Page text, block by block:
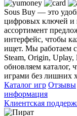
Sous Buy — это
цифровых ключей и
ассортимент
интерфейс, чтобы
ищет. Мы работаем
Steam, Origin, Uplay,
обновляем
играми без лишних
Каталог игр Отзывы
информация
Клиентская